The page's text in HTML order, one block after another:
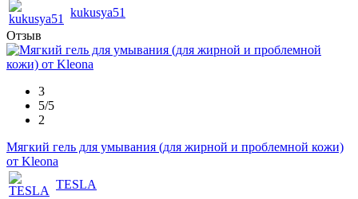
kukusya51
Отзыв
3
5/5
2
Мягкий гель для умывания (для жирной и проблемной кожи)
от Kleona
TESLA